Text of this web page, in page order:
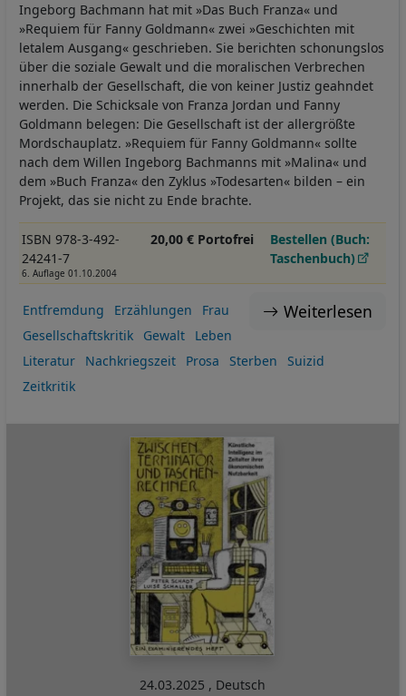
Ingeborg Bachmann hat mit »Das Buch Franza« und
»Requiem für Fanny Goldmann« zwei »Geschichten mit
letalem Ausgang« geschrieben. Sie berichten schonungslos
über die soziale Gewalt und die moralischen Verbrechen
innerhalb der Gesellschaft, die von keiner Justiz geahndet
werden. Die Schicksale von Franza Jordan und Fanny
Goldmann belegen: Die Gesellschaft ist der allergrößte
Mordschauplatz. »Requiem für Fanny Goldmann« sollte
nach dem Willen Ingeborg Bachmanns mit »Malina« und
dem »Buch Franza« den Zyklus »Todesarten« bilden – ein
Projekt, das sie nicht zu Ende brachte.
ISBN 978-3-492-
24241-7
6. Auflage 01.10.2004
20,00 € Portofrei
Bestellen (Buch:
Taschenbuch)
Weiterlesen
Entfremdung Erzählungen
Frau
Gesellschaftskritik
Gewalt
Leben
Literatur
Nachkriegszeit Prosa Sterben
Suizid
Zeitkritik
24.03.2025 , Deutsch